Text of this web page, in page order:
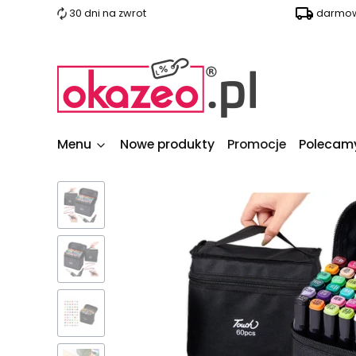
30 dni na zwrot
Menu Nowe produkty Promocje